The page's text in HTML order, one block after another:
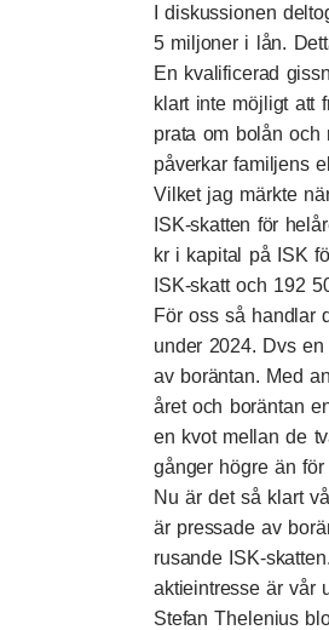
I diskussionen
5 miljoner i lån.
En kvalificerad
klart inte möjligt att
prata om bolån och
påverkar familjens
Vilket jag märkte
ISK-skatten för
kr i kapital på ISK
ISK-skatt och 192
För oss så handlar
under 2024. Dvs
av boräntan. Med
året och boräntan
en kvot mellan de
gånger högre än
Nu är det så klart
är pressade av
rusande ISK-
aktieintresse är vår
Stefan Thelenius